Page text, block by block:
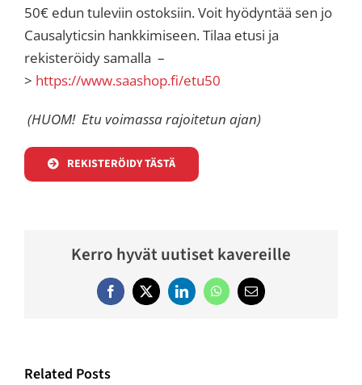
50€ edun tuleviin ostoksiin. Voit hyödyntää sen jo
Causalyticsin hankkimiseen. Tilaa etusi ja
rekisteröidy samalla –
> https://www.saashop.fi/etu50
(HUOM! Etu voimassa rajoitetun ajan)
REKISTERÖIDY TÄSTÄ
Kerro hyvät uutiset kavereille
FacebookTwitterLinkedInWhatsApp
Email
Related Posts